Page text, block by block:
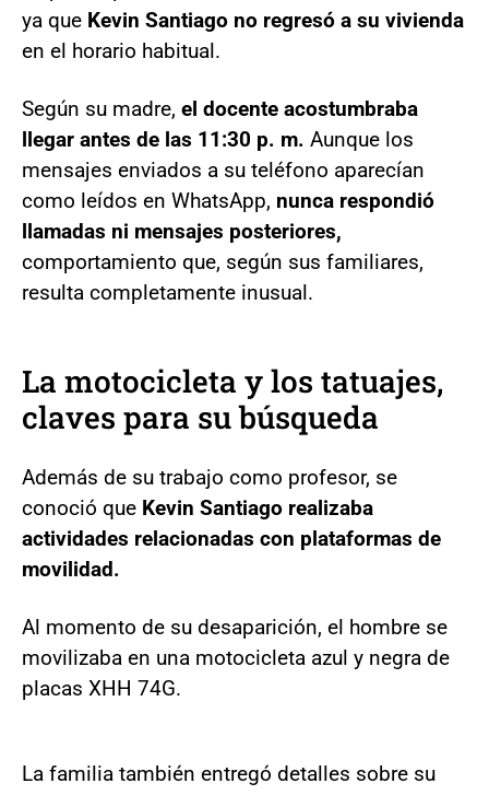
ya que Kevin Santiago no regresó a su vivienda
en el horario habitual.
Según su madre, el docente acostumbraba
llegar antes de las 11:30 p. m. Aunque los
mensajes enviados a su teléfono aparecían
como leídos en WhatsApp, nunca respondió
llamadas ni mensajes posteriores,
comportamiento que, según sus familiares,
resulta completamente inusual.
La motocicleta y los tatuajes,
claves para su búsqueda
Además de su trabajo como profesor, se
conoció que Kevin Santiago realizaba
actividades relacionadas con plataformas de
movilidad.
Al momento de su desaparición, el hombre se
movilizaba en una motocicleta azul y negra de
placas XHH 74G.
La familia también entregó detalles sobre su